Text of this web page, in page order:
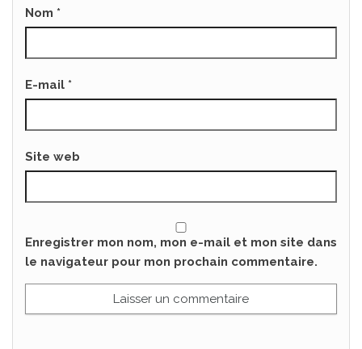
Nom *
E-mail *
Site web
Enregistrer mon nom, mon e-mail et mon site dans
le navigateur pour mon prochain commentaire.